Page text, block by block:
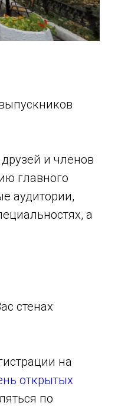
и членов
главного
аудитории,
а
стенах
на
открытых
по